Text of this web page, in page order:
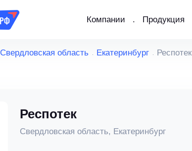
Компании Продукция
Свердловская область Екатеринбург Респотек
Респотек
Свердловская область, Екатеринбург